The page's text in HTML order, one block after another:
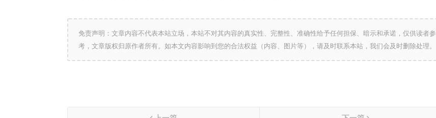
免责声明：文章内容不代表本站立场，本站不对其内容的真实性、完整性、准确性给予任何担保、暗示和承诺，仅供读者参
考，文章版权归原作者所有。如本文内容影响到您的合法权益（内容、图片等），请及时联系本站，我们会及时删除处理。